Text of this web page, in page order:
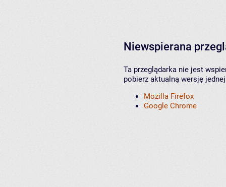
Niewspierana
Ta przeglądarka nie jest
pobierz aktualną wersję
Mozilla Firefox
Google Chrome